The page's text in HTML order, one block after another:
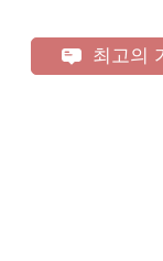
최고의